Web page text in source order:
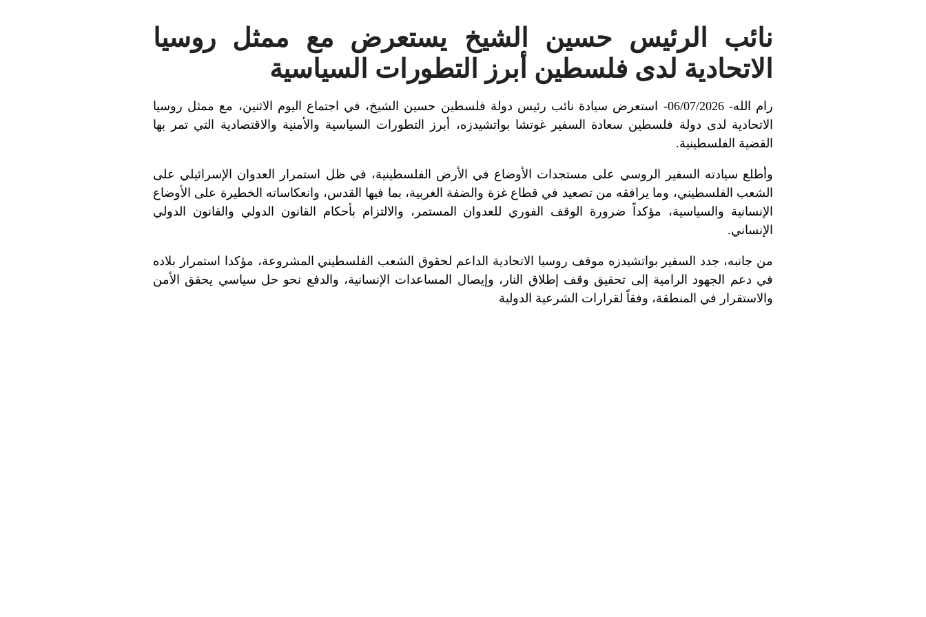
نائب الرئيس حسين الشيخ يستعرض مع ممثل روسيا
الاتحادية لدى فلسطين أبرز التطورات السياسية
رام الله- 06/07/2026- استعرض سيادة نائب رئيس دولة فلسطين حسين الشيخ، في اجتماع اليوم الاثنين، مع ممثل روسيا
الاتحادية لدى دولة فلسطين سعادة السفير غوتشا بواتشيدزه، أبرز التطورات السياسية والأمنية والاقتصادية التي تمر بها
القضية الفلسطينية.
وأطلع سيادته السفير الروسي على مستجدات الأوضاع في الأرض الفلسطينية، في ظل استمرار العدوان الإسرائيلي على
الشعب الفلسطيني، وما يرافقه من تصعيد في قطاع غزة والضفة الغربية، بما فيها القدس، وانعكاساته الخطيرة على الأوضاع
الإنسانية والسياسية، مؤكداً ضرورة الوقف الفوري للعدوان المستمر، والالتزام بأحكام القانون الدولي والقانون الدولي
الإنساني.
من جانبه، جدد السفير بواتشيدزه موقف روسيا الاتحادية الداعم لحقوق الشعب الفلسطيني المشروعة، مؤكدا استمرار بلاده
في دعم الجهود الرامية إلى تحقيق وقف إطلاق النار، وإيصال المساعدات الإنسانية، والدفع نحو حل سياسي يحقق الأمن
والاستقرار في المنطقة، وفقاً لقرارات الشرعية الدولية